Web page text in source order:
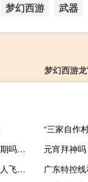
梦幻西游 武器
梦幻西游
“三家自作
月经刚完第一天是安全期吗（月经结束第一天是安全期吗）
元宵拜神吗
怎样设计载人飞船？载人飞船主要结构是什么？载人飞船在载人航天中的作用如何？
广东特控